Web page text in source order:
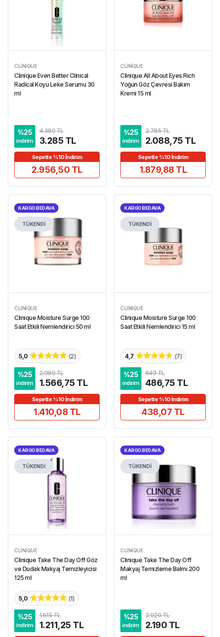
CLINIQUE
Clinique Even Better Clinical
Radical Koyu Leke Serumu 30
ml
%25
indirim
4.380 TL
3.285 TL
Sepette %10 İndirim
2.956,50 TL
CLINIQUE
Clinique All About Eyes Rich
Yoğun Göz Çevresi Bakım
Kremi 15 ml
%25
indirim
2.785 TL
2.088,75 TL
Sepette %10 İndirim
1.879,88 TL
KARGO BEDAVA
TÜKENDİ
CLINIQUE
Clinique Moisture Surge 100
Saat Etkili Nemlendirici 50 ml
5,0 (2)
%25
indirim
2.089 TL
1.566,75 TL
Sepette %10 İndirim
1.410,08 TL
KARGO BEDAVA
TÜKENDİ
CLINIQUE
Clinique Moisture Surge 100
Saat Etkili Nemlendirici 15 ml
4,7 (7)
%25
indirim
649 TL
486,75 TL
Sepette %10 İndirim
438,07 TL
KARGO BEDAVA
TÜKENDİ
CLINIQUE
Clinique Take The Day Off Göz
ve Dudak Makyaj Temizleyicisi
125 ml
5,0 (1)
%25
indirim
1.615 TL
1.211,25 TL
KARGO BEDAVA
TÜKENDİ
CLINIQUE
Clinique Take The Day Off
Makyaj Temizleme Balmı 200
ml
%25
indirim
2.920 TL
2.190 TL